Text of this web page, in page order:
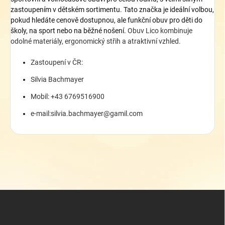
zastoupením v dětském sortimentu. Tato značka je ideální volbou,
pokud hledáte cenově dostupnou, ale funkční obuv pro děti do
školy, na sport nebo na běžné nošení. Obuv Lico kombinuje
odolné materiály, ergonomický střih a atraktivní vzhled.
Zastoupení v ČR:
Silvia Bachmayer
Mobil: +43 6769516900
e-mail:silvia.bachmayer@gamil.com